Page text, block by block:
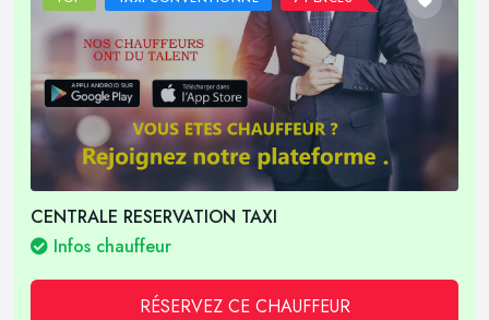
CENTRALE RESERVATION TAXI
Infos chauffeur
RÉSERVEZ CE CHAUFFEUR